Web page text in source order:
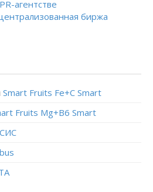
агентстве
биржа
Smart Fruits Fe+C Smart
Fruits Mg+B6 Smart